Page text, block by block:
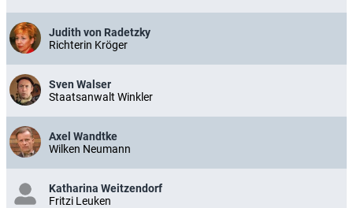
Judith von Radetzky
Richterin Kröger
Sven Walser
Staatsanwalt Winkler
Axel Wandtke
Wilken Neumann
Katharina Weitzendorf
Fritzi Leuken